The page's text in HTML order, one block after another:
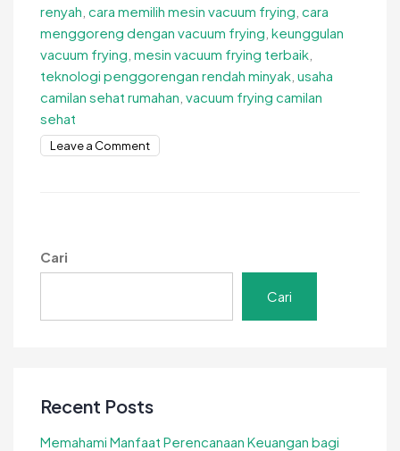
renyah cara memilih mesin vacuum frying cara
menggoreng dengan vacuum frying keunggulan
vacuum frying mesin vacuum frying terbaik
teknologi penggorengan rendah minyak usaha
camilan sehat rumahan vacuum frying camilan
sehat
Leave a Commenton
Vacuum
Cari
Cari
Recent Posts
Memahami Manfaat Perencanaan Keuangan bagi